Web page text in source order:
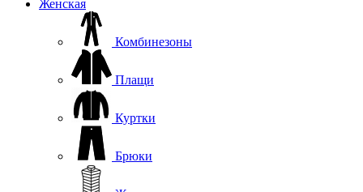
Женская
Комбинезоны
Плащи
Куртки
Брюки